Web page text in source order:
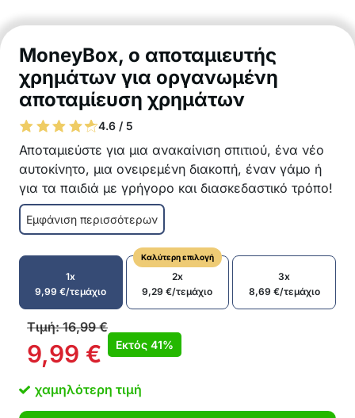
MoneyBox, ο αποταμιευτής
χρημάτων για οργανωμένη
αποταμίευση χρημάτων
4.6 / 5
Αποταμιεύστε για μια ανακαίνιση σπιτιού, ένα νέο
αυτοκίνητο, μια ονειρεμένη διακοπή, έναν γάμο ή
για τα παιδιά με γρήγορο και διασκεδαστικό τρόπο!
Οργανωμένες αποταμιεύσεις μέχρι ένα
καθορισμένο ποσό
Κίνητρο για να σας ενθαρρύνει να
αποταμιεύετε τακτικά
Μικρότερα ποσά γραμμένα και τοποθετημένα
στον αποταμιευτή, κάνουν την αποταμίευση πιο
οργανωμένη
Επαναχρησιμοποιήσιμο
Διαφανής σχεδίαση
Συμπαγής και κομψή σχεδίαση
Εμφάνιση περισσότερων
1x
9,99€/τεμάχιο
Καλύτερη επιλογή
2x
9,29€/τεμάχιο
3x
8,69 €/τεμάχιο
Τιμή:16,99€
9,99 € Εκτός 41%
χαμηλότερη τιμή